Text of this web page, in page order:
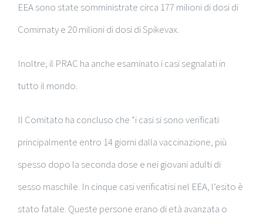
EEA sono state somministrate circa 177 milioni di dosi di
Comirnaty e 20 milioni di dosi di Spikevax.
Inoltre, il PRAC ha anche esaminato i casi segnalati in
tutto il mondo.
Il Comitato ha concluso che “i casi si sono verificati
principalmente entro 14 giorni dalla vaccinazione, più
spesso dopo la seconda dose e nei giovani adulti di
sesso maschile. In cinque casi verificatisi nel EEA, l’esito è
stato fatale. Queste persone erano di età avanzata o